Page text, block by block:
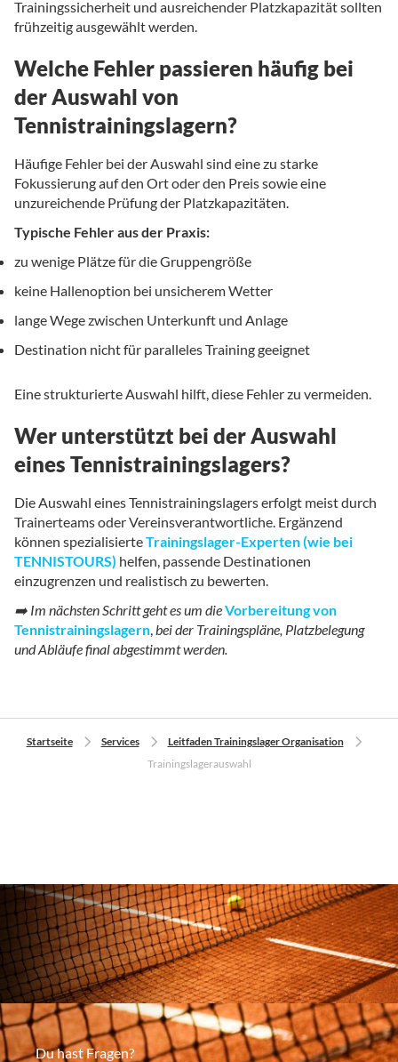
Trainingssicherheit und ausreichender Platzkapazität sollten
frühzeitig ausgewählt werden.
Welche Fehler passieren häufig bei
der Auswahl von
Tennistrainingslagern?
Häufige Fehler bei der Auswahl sind eine zu starke
Fokussierung auf den Ort oder den Preis sowie eine
unzureichende Prüfung der Platzkapazitäten.
Typische Fehler aus der Praxis:
zu wenige Plätze für die Gruppengröße
keine Hallenoption bei unsicherem Wetter
lange Wege zwischen Unterkunft und Anlage
Destination nicht für paralleles Training geeignet
Eine strukturierte Auswahl hilft, diese Fehler zu vermeiden.
Wer unterstützt bei der Auswahl
eines Tennistrainingslagers?
Die Auswahl eines Tennistrainingslagers erfolgt meist durch
Trainerteams oder Vereinsverantwortliche. Ergänzend
können spezialisierteTrainingslager-Experten (wie bei
TENNISTOURS) helfen, passende Destinationen
einzugrenzen und realistisch zu bewerten.
➡️ Im nächsten Schritt geht es um dieVorbereitung von
Tennistrainingslagern bei der Trainingspläne, Platzbelegung
und Abläufe final abgestimmt werden.
Startseite Services
Leitfaden Trainingslager Organisation
Trainingslagerauswahl
Du hast Fragen?